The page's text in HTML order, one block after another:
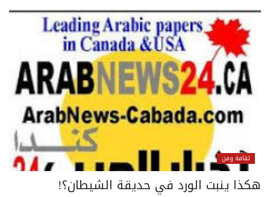
ثقافة وفن
ينبت الورد في حديقة الشيطان؟!